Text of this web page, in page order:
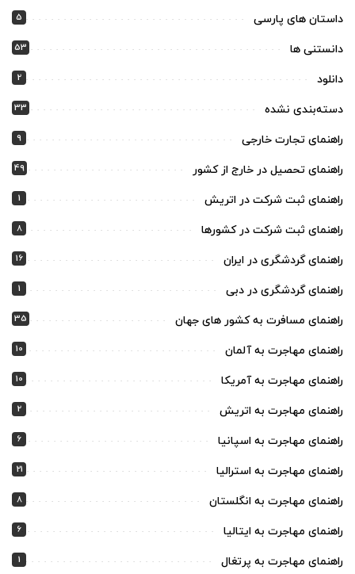
داستان های پارسی 5
دانستنی ها 53
دانلود 2
دسته‌بندی نشده 33
راهنمای تجارت خارجی 9
راهنمای تحصیل در خارج از کشور 49
راهنمای ثبت شرکت در اتریش 1
راهنمای ثبت شرکت در کشورها 8
راهنمای گردشگری در ایران 16
راهنمای گردشگری در دبی 1
راهنمای مسافرت به کشور های جهان 35
راهنمای مهاجرت به آلمان 10
راهنمای مهاجرت به آمریکا 10
راهنمای مهاجرت به اتریش 2
راهنمای مهاجرت به اسپانیا 6
راهنمای مهاجرت به استرالیا 21
راهنمای مهاجرت به انگلستان 8
راهنمای مهاجرت به ایتالیا 6
راهنمای مهاجرت به پرتغال 1